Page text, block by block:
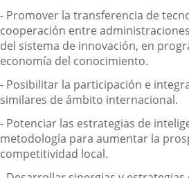
- Promover la transferencia de
cooperación entre
del sistema de innovación, en
economía del conocimiento.
- Posibilitar la participación e
similares de ámbito internacional.
- Potenciar las estrategias de
metodología para aumentar la
competitividad local.